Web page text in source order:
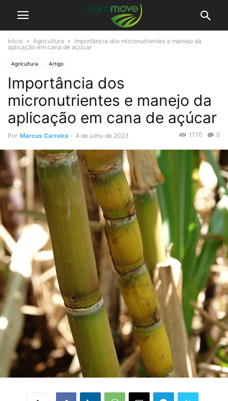
Início Agricultura
Importância dos micronutrientes e manejo da
aplicação em cana de açúcar
Agricultura Artigo
Importância dos
micronutrientes e manejo da
aplicação em cana de açúcar
Por Marcus Carreira - 4 de julho de 2023 0
1170